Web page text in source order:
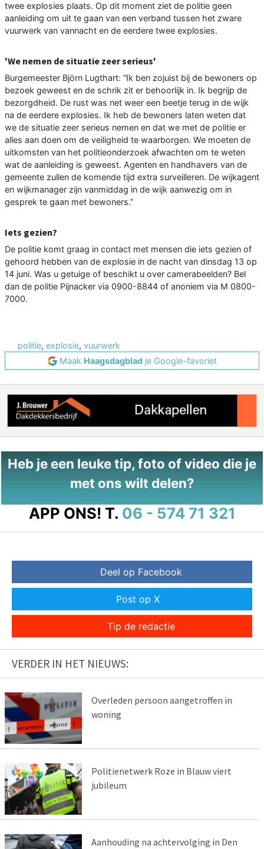
twee explosies plaats. Op dit moment ziet de politie geen
aanleiding om uit te gaan van een verband tussen het zware
vuurwerk van vannacht en de eerdere twee explosies.
'We nemen de situatie zeer serieus'
Burgemeester Björn Lugthart: “Ik ben zojuist bij de bewoners op
bezoek geweest en de schrik zit er behoorlijk in. Ik begrijp de
bezorgdheid. De rust was net weer een beetje terug in de wijk
na de eerdere explosies. Ik heb de bewoners laten weten dat
we de situatie zeer serieus nemen en dat we met de politie er
alles aan doen om de veiligheid te waarborgen. We moeten de
uitkomsten van het politieonderzoek afwachten om te weten
wat de aanleiding is geweest. Agenten en handhavers van de
gemeente zullen de komende tijd extra surveilleren. De wijkagent
en wijkmanager zijn vanmiddag in de wijk aanwezig om in
gesprek te gaan met bewoners.”
Iets gezien?
De politie komt graag in contact met mensen die iets gezien of
gehoord hebben van de explosie in de nacht van dinsdag 13 op
14 juni. Was u getuige of beschikt u over camerabeelden? Bel
dan de politie Pijnacker via 0900-8844 of anoniem via M 0800-
7000.
politie, explosie, vuurwerk
Maak Haagsdagbladje Google-favoriet
Heb je een leuke tip, foto of video die je
met ons wilt delen?
APP ONS! T. 06 - 574 71 321
Deel op Facebook
Post op X
Tip de redactie
VERDER IN HET NIEUWS:
Overleden persoon aangetroffen in
woning
Politienetwerk Roze in Blauw viert
jubileum
Aanhouding na achtervolging in Den